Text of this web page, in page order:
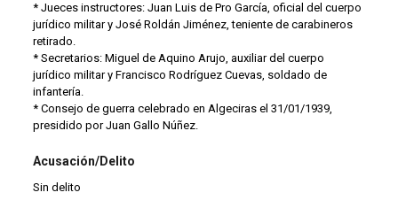
* Jueces instructores: Juan Luis de Pro García, oficial del cuerpo
jurídico militar y José Roldán Jiménez, teniente de carabineros
retirado.
* Secretarios: Miguel de Aquino Arujo, auxiliar del cuerpo
jurídico militar y Francisco Rodríguez Cuevas, soldado de
infantería.
* Consejo de guerra celebrado en Algeciras el 31/01/1939,
presidido por Juan Gallo Núñez.
Acusación/Delito
Sin delito